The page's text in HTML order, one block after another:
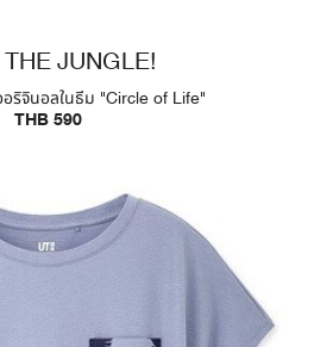
JUNGLE!
ริจินอลในธีม "Circle of Life"
THB 590